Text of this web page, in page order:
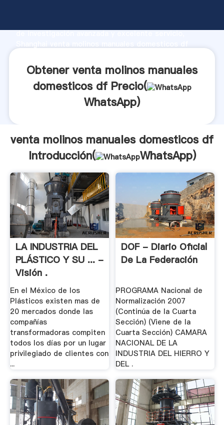
de investigación avanzada y excelente servicio,
clientes.
Obtener venta molinos manuales
domesticos df Precio(
WhatsApp)
venta molinos manuales domesticos df
Introducción(
WhatsApp)
LA INDUSTRIA DEL
PLÁSTICO Y SU ... -
Visión .
En el México de los
Plásticos existen mas de
20 mercados donde las
compañías
transformadoras compiten
todos los días por un lugar
privilegiado de clientes con
...
DOF - Diario Oficial
De La Federación
PROGRAMA Nacional de
Normalización 2007
(Continúa de la Cuarta
Sección) (Viene de la
Cuarta Sección) CAMARA
NACIONAL DE LA
INDUSTRIA DEL HIERRO Y
DEL .